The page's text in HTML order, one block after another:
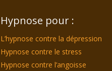
Hypnose pour :
L’hypnose contre la dépression
Hypnose contre le stress
Hypnose contre l’angoisse